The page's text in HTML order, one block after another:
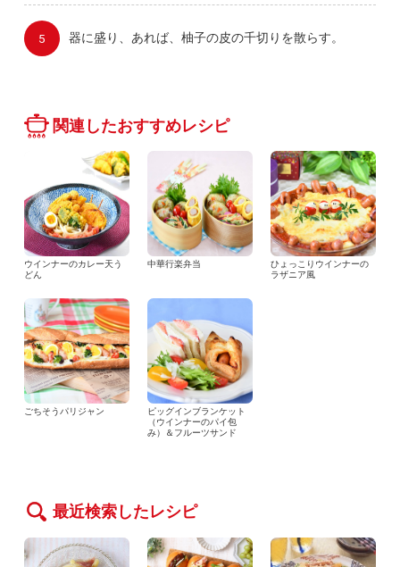
器に盛り、あれば、柚子の皮の千切りを散らす。
関連したおすすめレシピ
ウインナーのカレー天う
どん
中華行楽弁当
ひょっこりウインナーの
ラザニア風
ごちそうパリジャン
ピッグインブランケット
（ウインナーのパイ包
み）＆フルーツサンド
最近検索したレシピ